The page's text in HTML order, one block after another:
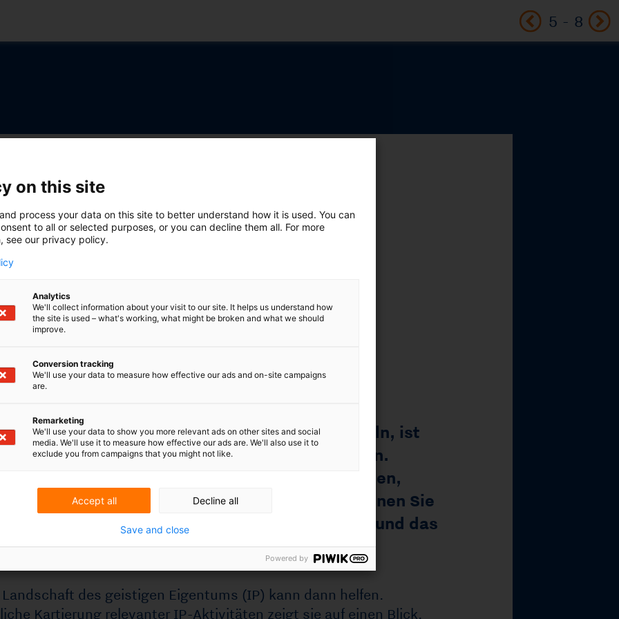
in
ein neues Verfahren entwickeln, ist
der Konkurrenz zu haben.
in die Quere kommen,
wissen. Auf diese Weise können Sie
Entscheidungen treffen und das
Eigentums (IP) kann dann helfen.
IP-Aktivitäten zeigt sie auf einen Blick,
und wo die Chancen auf dem Markt
endlos. So kann beispielsweise untersucht
Bereichen tätig sind, welche
werden und ob es eine starke
Aber auch, ob in einem interessanten
wurden und wie die Entwicklung im Laufe
liegt, recherchiert der
on this site
process your data on this site to better understand how it is used. You can
to all or selected purposes, or you can decline them all. For more
see our privacy policy.
Analytics
We'll collect information about your visit to our site. It helps us understand how
the site is used – what's working, what might be broken and what we should
improve.
Conversion tracking
We'll use your data to measure how effective our ads and on-site campaigns
are.
Remarketing
We'll use your data to show you more relevant ads on other sites and social
media. We'll use it to measure how effective our ads are. We'll also use it to
exclude you from campaigns that you might not like.
Accept all Decline all
Save and close
Powered by